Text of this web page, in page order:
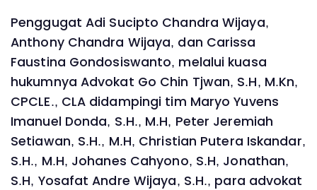
Penggugat Adi Sucipto Chandra Wijaya,
Anthony Chandra Wijaya, dan Carissa
Faustina Gondosiswanto, melalui kuasa
hukumnya Advokat Go Chin Tjwan, S.H, M.Kn,
CPCLE., CLA didampingi tim Maryo Yuvens
Imanuel Donda, S.H., M.H, Peter Jeremiah
Setiawan, S.H., M.H, Christian Putera Iskandar,
S.H., M.H, Johanes Cahyono, S.H, Jonathan,
S.H, Yosafat Andre Wijaya, S.H., para advokat